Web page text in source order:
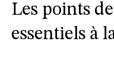
Les points
essentiels à